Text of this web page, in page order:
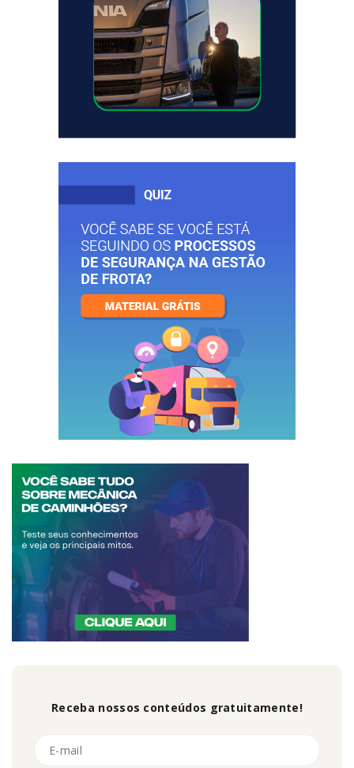
Receba nossos conteúdos gratuitamente!